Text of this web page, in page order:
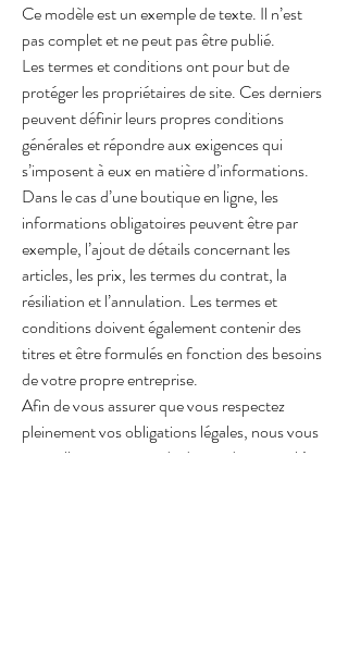
Ce modèle est un exemple de texte. Il n’est
pas complet et ne peut pas être publié.
Les termes et conditions ont pour but de
protéger les propriétaires de site. Ces derniers
peuvent définir leurs propres conditions
générales et répondre aux exigences qui
s’imposent à eux en matière d’informations.
Dans le cas d’une boutique en ligne, les
informations obligatoires peuvent être par
exemple, l’ajout de détails concernant les
articles, les prix, les termes du contrat, la
résiliation et l’annulation. Les termes et
conditions doivent également contenir des
titres et être formulés en fonction des besoins
de votre propre entreprise.
Afin de vous assurer que vous respectez
pleinement vos obligations légales, nous vous
conseillons vivement de demander conseil à